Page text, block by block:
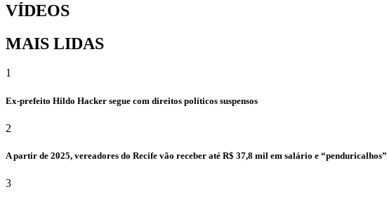
VÍDEOS
MAIS LIDAS
1
Ex-prefeito Hildo Hacker segue com direitos políticos suspensos
2
A partir de 2025, vereadores do Recife vão receber até R$ 37,8 mil em salário e “penduricalhos”
3